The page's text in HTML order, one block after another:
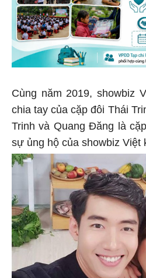
Cùng năm 2019, showbiz
chia tay của cặp đôi Thái
Trinh và Quang Đăng là
sự ủng hộ của showbiz Việt